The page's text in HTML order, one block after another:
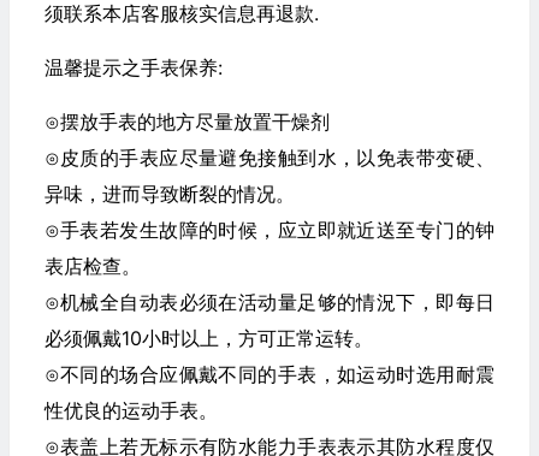
须联系本店客服核实信息再退款.
温馨提示之手表保养:
⊙摆放手表的地方尽量放置干燥剂
⊙皮质的手表应尽量避免接触到水，以免表带变硬、
异味，进而导致断裂的情况。
⊙手表若发生故障的时候，应立即就近送至专门的钟
表店检查。
⊙机械全自动表必须在活动量足够的情況下，即每日
必须佩戴10小时以上，方可正常运转。
⊙不同的场合应佩戴不同的手表，如运动时选用耐震
性优良的运动手表。
⊙表盖上若无标示有防水能力手表表示其防水程度仅